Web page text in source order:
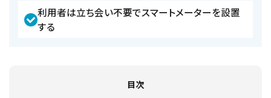
利用者は立ち会い不要でスマートメーターを設置
する
目次